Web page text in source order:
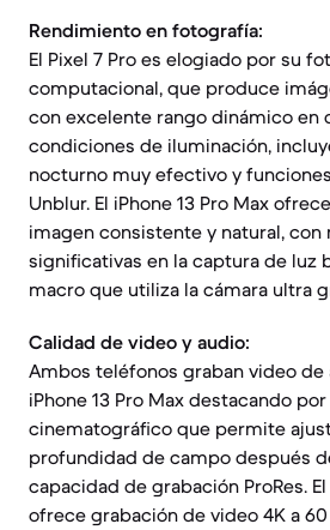
Rendimiento en fotografía:
El Pixel 7 Pro es elogiado por su
computacional, que produce
con excelente rango dinámico en
condiciones de iluminación,
nocturno muy efectivo y
Unblur. El iPhone 13 Pro Max
imagen consistente y natural, con
significativas en la captura de luz
macro que utiliza la cámara ultra
Calidad de video y audio:
Ambos teléfonos graban video de
iPhone 13 Pro Max destacando
cinematográfico que permite
profundidad de campo después
capacidad de grabación ProRes.
ofrece grabación de video 4K a